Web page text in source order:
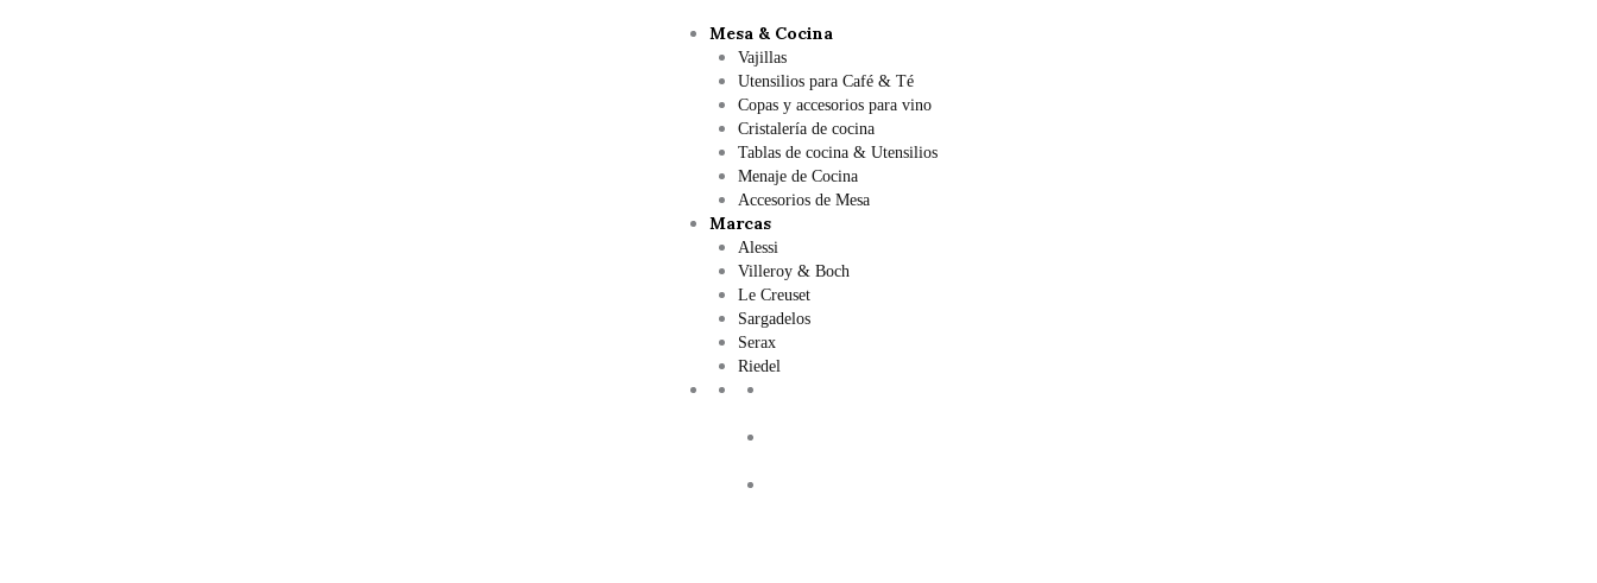
Mesa & Cocina
Vajillas
Utensilios para Café & Té
Copas y accesorios para vino
Cristalería de cocina
Tablas de cocina & Utensilios
Menaje de Cocina
Accesorios de Mesa
Marcas
Alessi
Villeroy & Boch
Le Creuset
Sargadelos
Serax
Riedel